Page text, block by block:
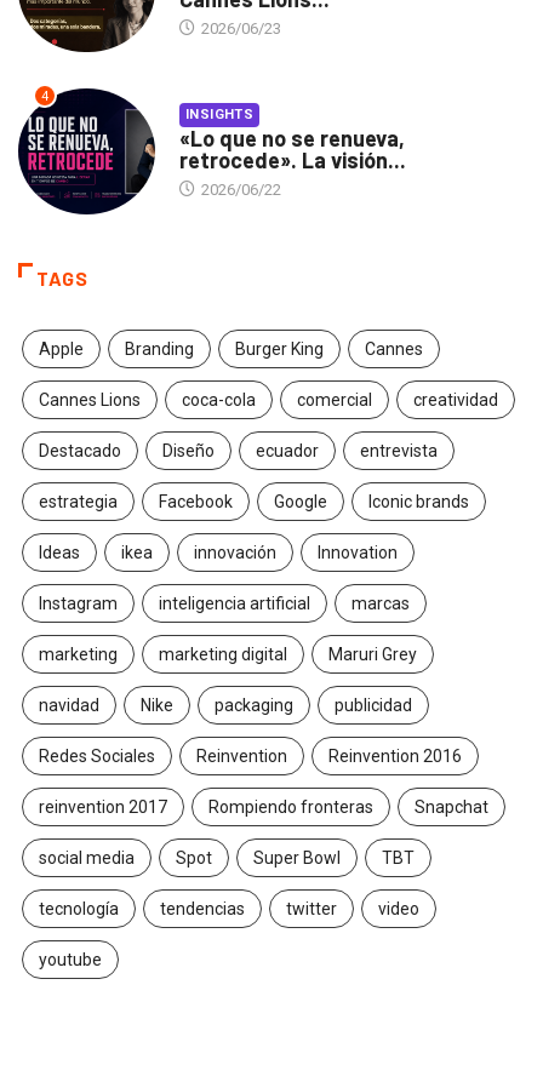
2026/06/23
4
INSIGHTS
«Lo que no se renueva,
retrocede». La visión...
2026/06/22
TAGS
Apple Branding Burger King Cannes
Cannes Lions coca-cola comercial creatividad
Destacado Diseño ecuador entrevista
estrategia Facebook Google Iconic brands
Ideas ikea innovación Innovation
Instagram inteligencia artificial marcas
marketing marketing digital Maruri Grey
navidad Nike packaging publicidad
Redes Sociales Reinvention Reinvention 2016
reinvention 2017 Rompiendo fronteras Snapchat
social media Spot Super Bowl TBT
tecnología tendencias twitter video
youtube